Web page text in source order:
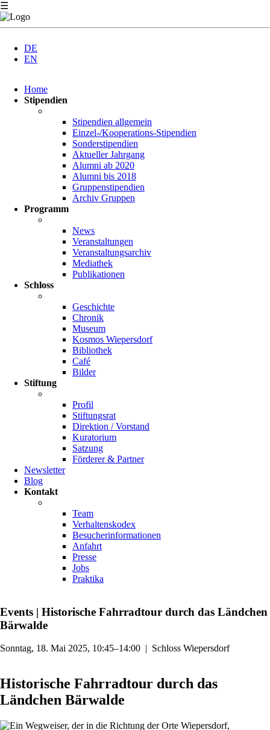
☰
DE
EN
überspringen
Home
Stipendien
Stipendien allgemein
Einzel-/Kooperations-Stipendien
Sonderstipendien
Aktueller Jahrgang
Alumni ab 2020
Alumni bis 2018
Gruppenstipendien
Archiv Gruppen
Programm
News
Veranstaltungen
Veranstaltungsarchiv
Mediathek
Publikationen
Schloss
Geschichte
Chronik
Museum
Kosmos Wiepersdorf
Bibliothek
Café
Bilder
Stiftung
Profil
Stiftungsrat
Direktion / Vorstand
Kuratorium
Satzung
Förderer & Partner
Newsletter
Blog
Kontakt
Team
Verhaltenskodex
Besucherinformationen
Anfahrt
Presse
Jobs
Praktika
Events | Historische Fahrradtour durch das Ländchen
Bärwalde
Sonntag, 18. Mai 2025, 10:45–14:00 | Schloss Wiepersdorf
Historische Fahrradtour durch das
Ländchen Bärwalde